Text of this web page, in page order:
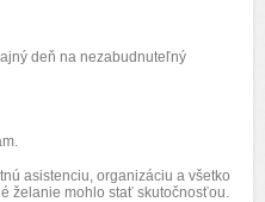
deň na nezabudnuteľný
asistenciu, organizáciu a všetko
želanie mohlo stať skutočnosťou.